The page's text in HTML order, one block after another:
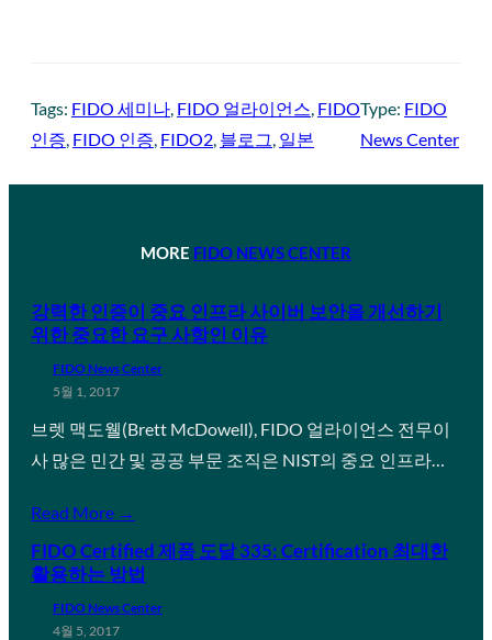
Tags: FIDO 세미나 FIDO 얼라이언스 FIDO
인증 FIDO 인증 FIDO2 블로그 일본
Type: FIDO
News Center
MORE FIDO NEWS CENTER
강력한 인증이 중요 인프라 사이버 보안을 개선하기
위한 중요한 요구 사항인 이유
FIDO News Center
5월 1, 2017
브렛 맥도웰(Brett McDowell), FIDO 얼라이언스 전무이
사 많은 민간 및 공공 부문 조직은 NIST의 중요 인프라…
Read More →
FIDO Certified 제품 도달 335: Certification 최대한
활용하는 방법
FIDO News Center
4월 5, 2017